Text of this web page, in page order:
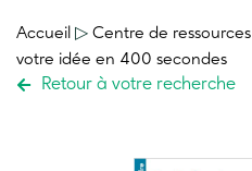
Accueil ▷ Centre de ressources
votre idée en 400 secondes
Retour à votre recherche